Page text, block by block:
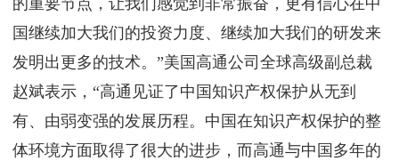
国继续加大我们的投资力度、继续加大我们的研发来
发明出更多的技术。”美国高通公司全球高级副总裁
赵斌表示，“高通见证了中国知识产权保护从无到
有、由弱变强的发展历程。中国在知识产权保护的整
体环境方面取得了很大的进步，而高通与中国多年的